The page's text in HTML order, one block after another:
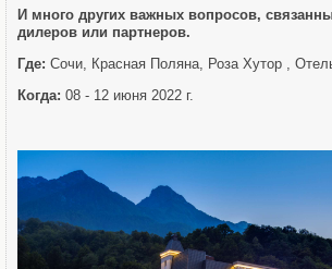
И много других важных вопросов,
дилеров или партнеров.
Где: Сочи, Красная Поляна, Роза Хутор ,
Когда: 08 - 12 июня 2022 г.